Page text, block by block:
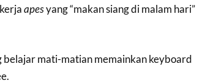
apesyang “makan siang di malam hari”
belajar mati-matian memainkan keyboard